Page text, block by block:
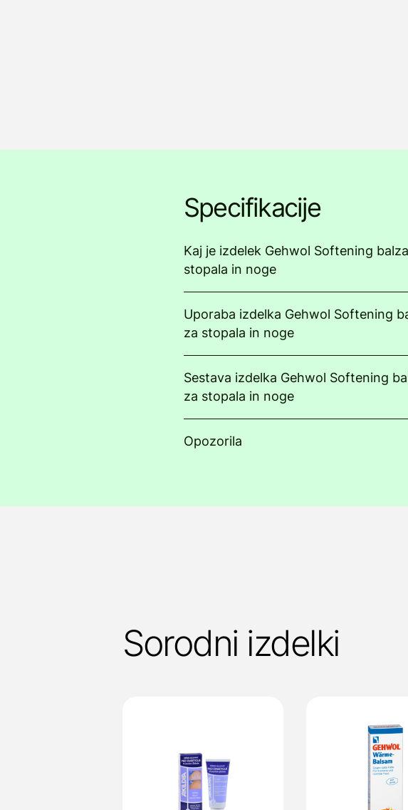
Specifikacije
Kaj je izdelek Gehwol Softening
stopala in noge
Uporaba izdelka Gehwol Softening
za stopala in noge
Sestava izdelka Gehwol Softening
za stopala in noge
Opozorila
Sorodni izdelki